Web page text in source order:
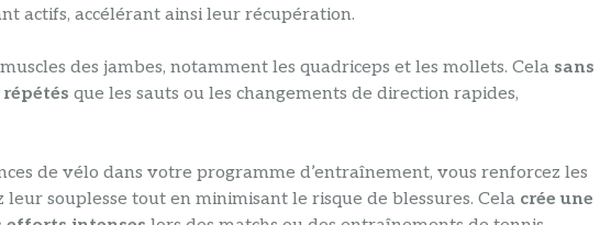
actifs, accélérant ainsi leur récupération.
des jambes, notamment les quadriceps et les mollets. Cela sans
que les sauts ou les changements de direction rapides,
de vélo dans votre programme d’entraînement, vous renforcez les
souplesse tout en minimisant le risque de blessures. Cela crée une